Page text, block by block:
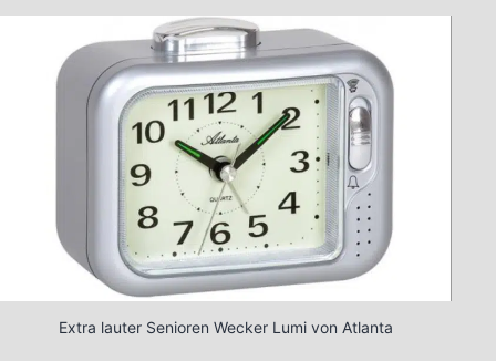
Extra lauter Senioren Wecker Lumi von Atlanta